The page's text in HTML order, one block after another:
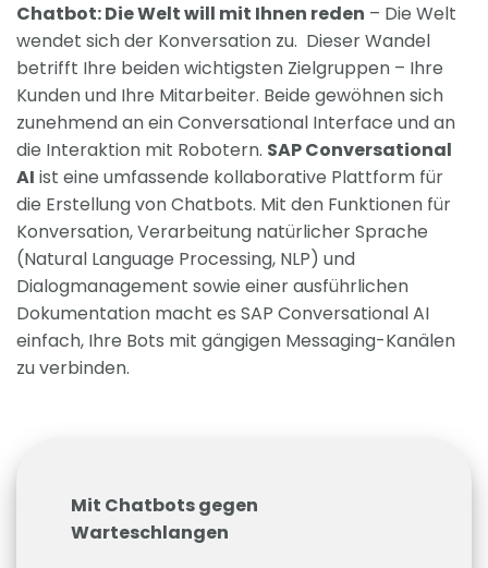
Chatbot: Die Welt will mit Ihnen reden – Die Welt
wendet sich der Konversation zu. Dieser Wandel
betrifft Ihre beiden wichtigsten Zielgruppen – Ihre
Kunden und Ihre Mitarbeiter. Beide gewöhnen sich
zunehmend an ein Conversational Interface und an
die Interaktion mit Robotern. SAP Conversational
AI ist eine umfassende kollaborative Plattform für
die Erstellung von Chatbots. Mit den Funktionen für
Konversation, Verarbeitung natürlicher Sprache
(Natural Language Processing, NLP) und
Dialogmanagement sowie einer ausführlichen
Dokumentation macht es SAP Conversational AI
einfach, Ihre Bots mit gängigen Messaging-Kanälen
zu verbinden.
Mit Chatbots gegen
Warteschlangen